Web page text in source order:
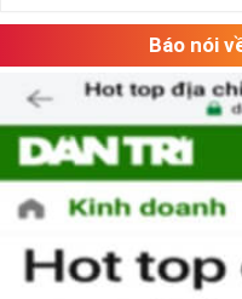
Báo nói